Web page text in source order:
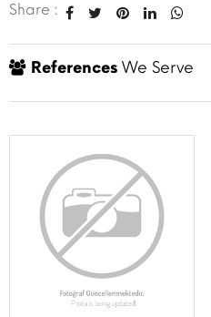
Share :
References We Serve